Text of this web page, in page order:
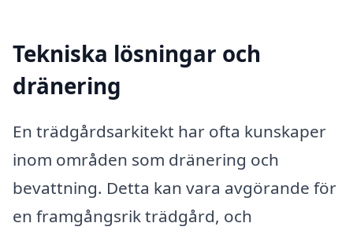
Tekniska lösningar och
dränering
En trädgårdsarkitekt har ofta kunskaper
inom områden som dränering och
bevattning. Detta kan vara avgörande för
en framgångsrik trädgård, och